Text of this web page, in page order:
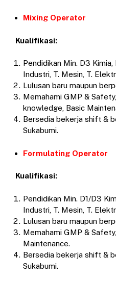
Mixing Operator
Kualifikasi:
Pendidikan Min. D3
Industri, T. Mesin, T.
Lulusan baru maupun
Memahami GMP &
knowledge, Basic
Bersedia bekerja shift &
Sukabumi.
Formulating Operator
Kualifikasi:
Pendidikan Min. D1/D3
Industri, T. Mesin, T.
Lulusan baru maupun
Memahami GMP &
Maintenance.
Bersedia bekerja shift &
Sukabumi.